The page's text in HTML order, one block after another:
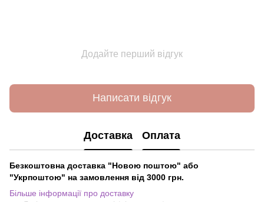
Додайте перший відгук
Написати відгук
Доставка Оплата
Безкоштовна доставка "Новою поштою" або
"Укрпоштою" на замовлення від 3000 грн.
Більше інформації про доставку